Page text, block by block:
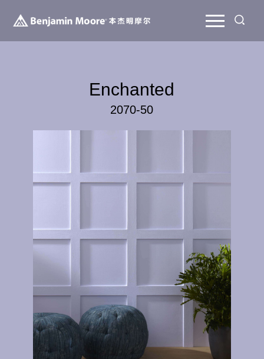
Enchanted
2070-50